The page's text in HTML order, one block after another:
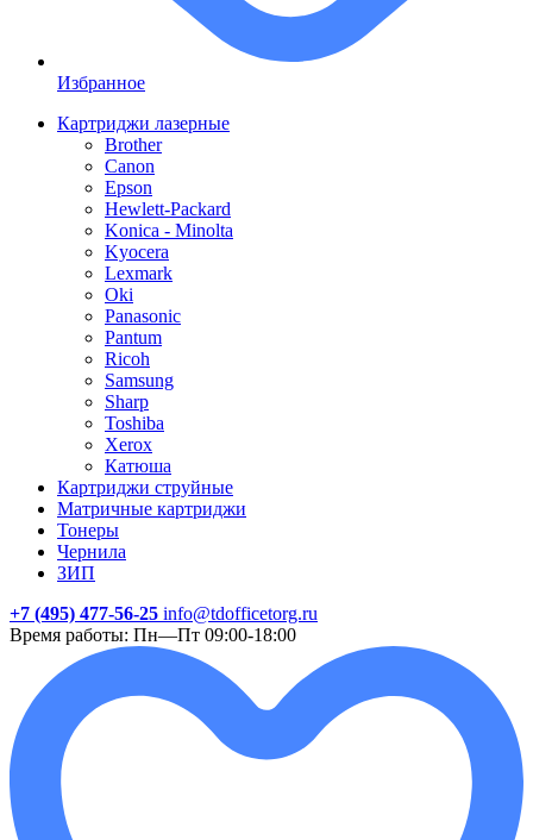
Избранное
Картриджи лазерные
Brother
Canon
Epson
Hewlett-Packard
Konica - Minolta
Kyocera
Lexmark
Oki
Panasonic
Pantum
Ricoh
Samsung
Sharp
Toshiba
Xerox
Катюша
Картриджи струйные
Матричные картриджи
Тонеры
Чернила
ЗИП
+7 (495) 477-56-25 info@tdofficetorg.ru
Время работы: Пн—Пт 09:00-18:00